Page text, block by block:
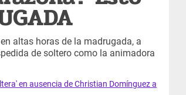
altas horas de la madrugada, a
de soltero como la animadora
en ausencia de Christian Domínguez a